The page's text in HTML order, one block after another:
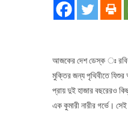
আজকের দেশ ডেস্ক ঃ
মুক্তির জন্য পৃথিবীতে যিশুর
প্রায় দুই হাজার বছরেরও
এক কুমারী নারীর গর্ভে।